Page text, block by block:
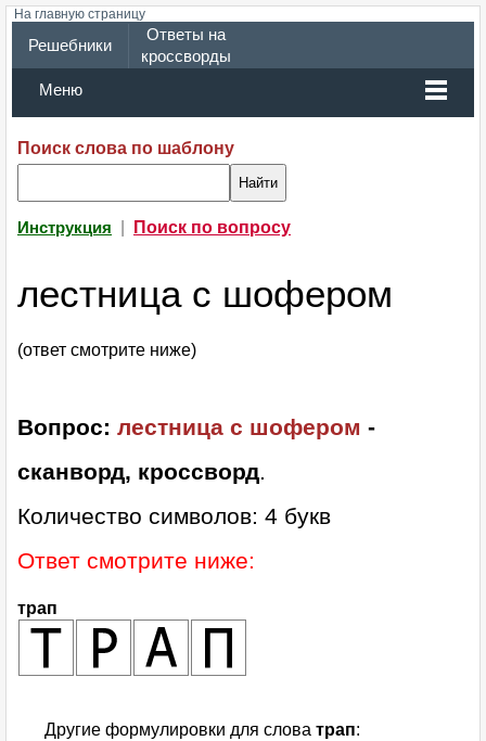
На главную страницу
Решебники
Ответы на
кроссворды
Меню
Поиск слова по шаблону
Инструкция Поиск по вопросу
лестница с шофером
(ответ смотрите ниже)
Вопрос: лестница с шофером -
сканворд, кроссворд.
Количество символов: 4 букв
Ответ смотрите ниже:
трап
Другие формулировки для слова трап: